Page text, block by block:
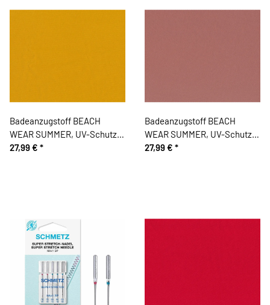
Badeanzugstoff BEACH
WEAR SUMMER, UV-Schutz,
senfgelb
27,99 € *
Badeanzugstoff BEACH
WEAR SUMMER, UV-Schutz,
altrosa
27,99 € *